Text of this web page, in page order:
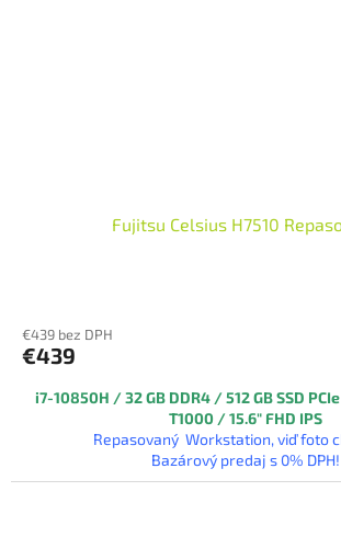
Fujitsu Celsius H7510
€439 bez DPH
€439
i7-10850H / 32 GB DDR4 / 512 GB SSD
T1000 / 15.6″ FHD IPS
Repasovaný Workstation, viď foto
Bazárový predaj s 0% DPH!